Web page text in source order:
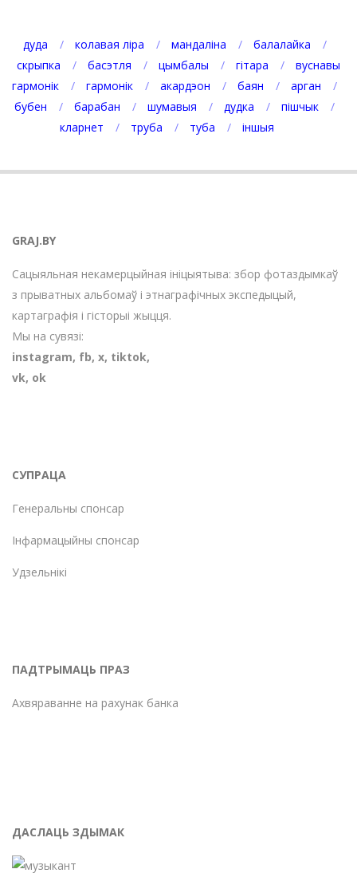
дуда колавая ліра мандаліна
балалайка
скрыпка
басэтля цымбалы гітара
вуснавы
гармонік
гармонік акардэон баян
арган
бубен
барабан шумавыя дудка
пішчык
кларнет
труба туба іншыя
GRAJ.BY
Сацыяльная некамерцыйная ініцыятыва: збор фотаздымкаў
з прыватных альбомаў і этнаграфічных экспедыцый,
картаграфія і гісторыі жыцця.
Мы на сувязі:
instagram, fb, х, tiktok,
vk, ok
СУПРАЦА
Генеральны спонсар
Інфармацыйны спонсар
Удзельнікі
ПАДТРЫМАЦЬ ПРАЗ
Ахвяраванне на рахунак банка
ДАСЛАЦЬ ЗДЫМАК